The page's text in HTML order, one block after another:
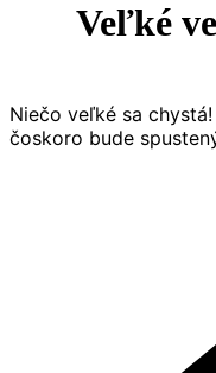
Veľké
Niečo veľké sa
čoskoro bude